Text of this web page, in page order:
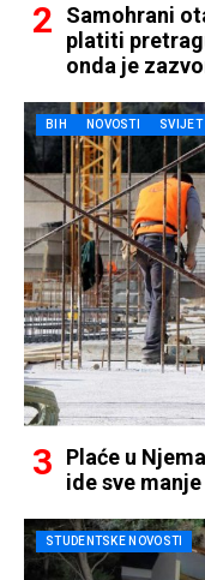
Samohrani
platiti
onda je
BIH NOVOSTI SVIJET
Plaće u
ide sve
STUDENTSKE NOVOSTI